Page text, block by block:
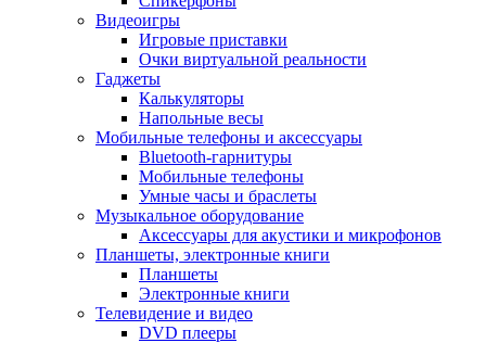
Видеоигры
Игровые приставки
Очки виртуальной реальности
Гаджеты
Калькуляторы
Напольные весы
Мобильные телефоны и аксессуары
Bluetooth-гарнитуры
Мобильные телефоны
Умные часы и браслеты
Музыкальное оборудование
Аксессуары для акустики и микрофонов
Планшеты, электронные книги
Планшеты
Электронные книги
Телевидение и видео
DVD плееры